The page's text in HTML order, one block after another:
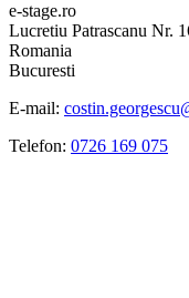
e-stage.ro
Lucretiu Patrascanu Nr.
Romania
Bucuresti
E-mail:
Telefon: 0726 169 075